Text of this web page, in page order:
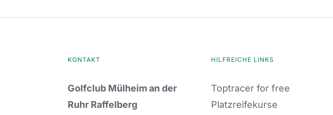
KONTAKT
Golfclub Mülheim an der
Ruhr Raffelberg
HILFREICHE LINKS
Toptracer for free
Platzreifekurse